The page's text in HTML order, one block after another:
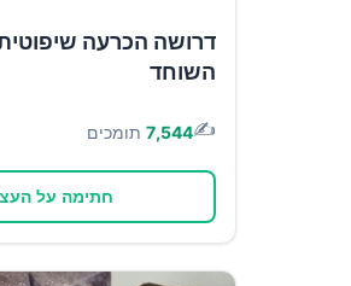
דרושה הכרעה
השוחד
✍️
7,544 תומכים
חתימה על